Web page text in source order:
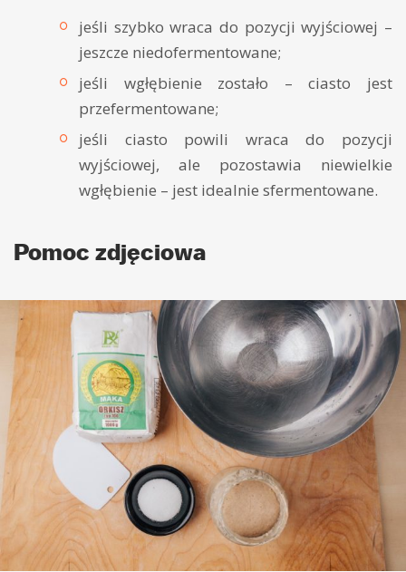
jeśli szybko wraca do pozycji wyjściowej –
jeszcze niedofermentowane;
jeśli wgłębienie zostało – ciasto jest
przefermentowane;
jeśli ciasto powili wraca do pozycji
wyjściowej, ale pozostawia niewielkie
wgłębienie – jest idealnie sfermentowane.
Pomoc zdjęciowa